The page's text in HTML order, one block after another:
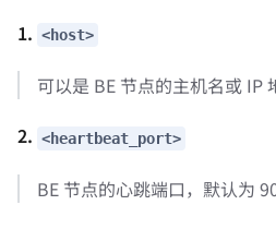
1. <host>
可以是 BE 节点的主机名或 IP
2. <heartbeat_port>
BE 节点的心跳端口，默认为